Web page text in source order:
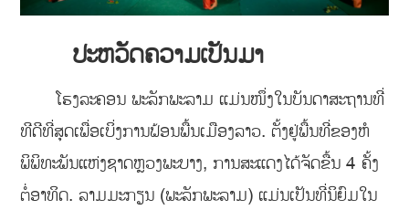
ປະຫວັດຄວາມເປັນມາ
ໂຮງລະຄອນ ພະລັກພະລາມ ແມ່ນໜຶ່ງໃນບັນດາສະຖານທີ່
ທີດີທີ່ສຸດເພື່ອເບິ່ງການຟ້ອນພື້ນເມືອງລາວ. ຕັ້ງຢູ່ພື້ນທີ່ຂອງຫໍ
ພິພິທະພັນແຫ່ງຊາດຫຼວງພະບາງ, ການສະແດງໄດ້ຈັດຂື້ນ 4 ຄັ້ງ
ຕໍ່ອາທິດ. ລາມມະກຽນ (ພະລັກພະລາມ) ແມ່ນເປັນທີ່ນິຍົມໃນ